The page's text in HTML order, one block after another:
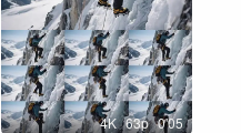
4K 63p 0'05